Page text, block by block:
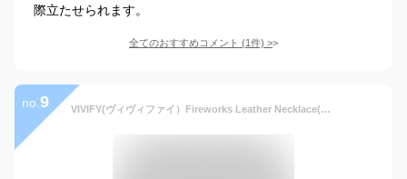
際立たせられます。
全てのおすすめコメント (1件) >
no. 9 VIVIFY(ヴィヴィファイ）Fireworks Leather Necklace(L)【オーダーメイド受注生産】【キャンセル不可】【VIVIFY ネックレス】【ガラス工芸】【VFN-225】